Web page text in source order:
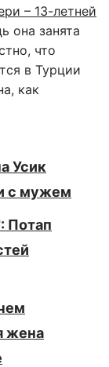
– 13-летней
она занята
что
в Турции
как
Усик
с мужем
Потап
жена